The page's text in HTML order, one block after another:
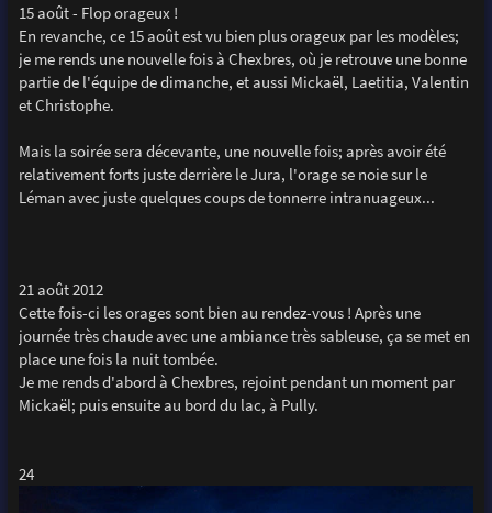
15 août - Flop orageux !
En revanche, ce 15 août est vu bien plus orageux par les modèles;
je me rends une nouvelle fois à Chexbres, où je retrouve une bonne
partie de l'équipe de dimanche, et aussi Mickaël, Laetitia, Valentin
et Christophe.
Mais la soirée sera décevante, une nouvelle fois; après avoir été
relativement forts juste derrière le Jura, l'orage se noie sur le
Léman avec juste quelques coups de tonnerre intranuageux...
21 août 2012
Cette fois-ci les orages sont bien au rendez-vous ! Après une
journée très chaude avec une ambiance très sableuse, ça se met en
place une fois la nuit tombée.
Je me rends d'abord à Chexbres, rejoint pendant un moment par
Mickaël; puis ensuite au bord du lac, à Pully.
24